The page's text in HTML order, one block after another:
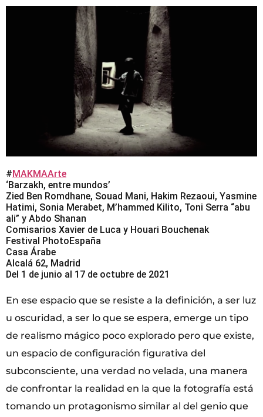
# MAKMAArte
‘Barzakh, entre mundos’
Zied Ben Romdhane, Souad Mani, Hakim Rezaoui, Yasmine
Hatimi, Sonia Merabet, M’hammed Kilito, Toni Serra “abu
ali” y Abdo Shanan
Comisarios Xavier de Luca y Houari Bouchenak
Festival PhotoEspaña
Casa Árabe
Alcalá 62, Madrid
Del 1 de junio al 17 de octubre de 2021
En ese espacio que se resiste a la definición, a ser luz
u oscuridad, a ser lo que se espera, emerge un tipo
de realismo mágico poco explorado pero que existe,
un espacio de configuración figurativa del
subconsciente, una verdad no velada, una manera
de confrontar la realidad en la que la fotografía está
tomando un protagonismo similar al del genio que